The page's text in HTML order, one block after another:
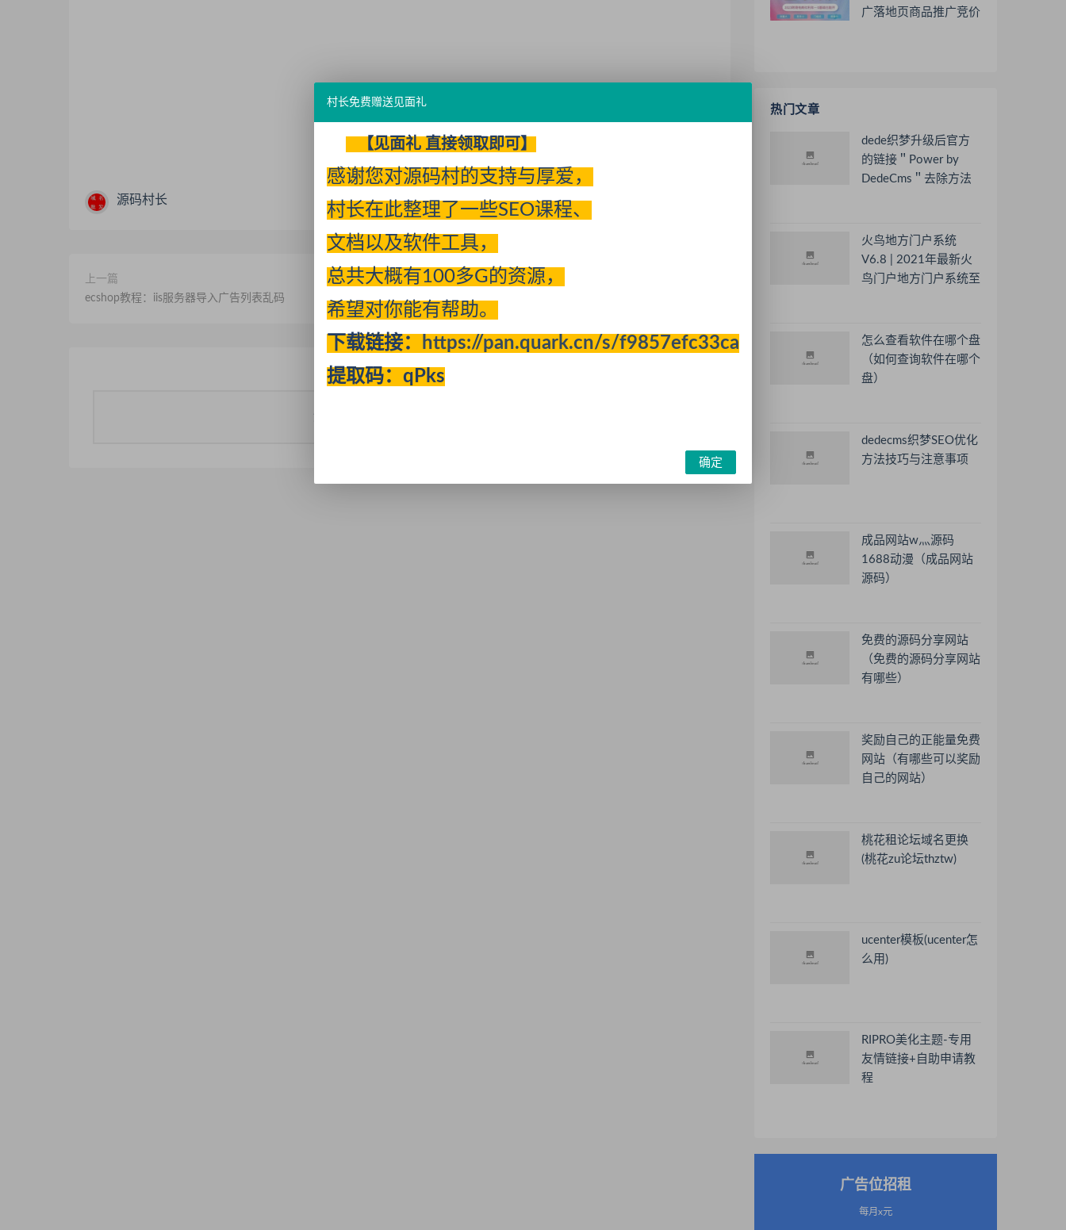
源码村长 分享到：
上一篇
ecshop教程：iis服务器导入广告列表乱码
您需要
广落地页商品推广竞价
热门文章
dede织梦升级后官方
的链接＂Power by
DedeCms＂去除方法
火鸟地方门户系统
V6.8 | 2021年最新火
鸟门户地方门户系统至
怎么查看软件在哪个盘
（如何查询软件在哪个
盘）
dedecms织梦SEO优化
方法技巧与注意事项
成品网站w灬源码
1688动漫（成品网站
源码）
免费的源码分享网站
（免费的源码分享网站
有哪些）
奖励自己的正能量免费
网站（有哪些可以奖励
自己的网站）
桃花租论坛域名更换
(桃花zu论坛thztw)
ucenter模板(ucenter怎
么用)
RIPRO美化主题-专用
友情链接+自助申请教
程
广告位招租
每月x元
村长免费赠送见面礼
【见面礼 直接领取即可】
感谢您对源码村的支持与厚爱，
村长在此整理了一些SEO课程、
文档以及软件工具，
总共大概有100多G的资源，
希望对你能有帮助。
下载链接：
https://pan.quark.cn/s/f9857efc33ca
提取码：qPks
确定